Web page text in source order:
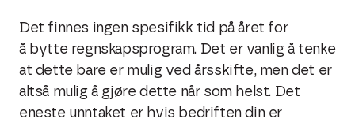
Det finnes ingen spesifikk tid på året for
å bytte regnskapsprogram. Det er vanlig å tenke
at dette bare er mulig ved årsskifte, men det er
altså mulig å gjøre dette når som helst. Det
eneste unntaket er hvis bedriften din er